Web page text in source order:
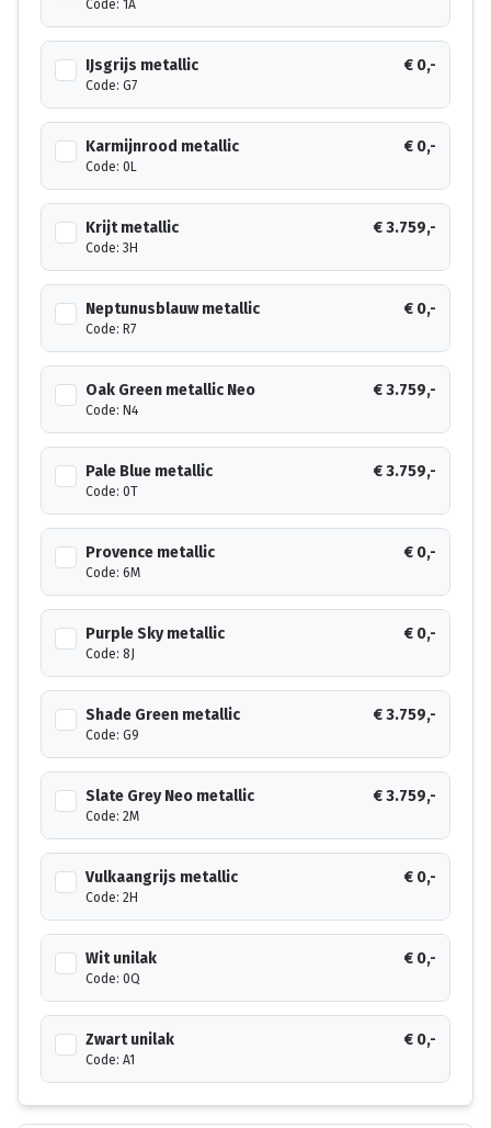
Code: 1A
IJsgrijs metallic
Code: G7
€ 0,-
Karmijnrood metallic
Code: 0L
€ 0,-
Krijt metallic
Code: 3H
€ 3.759,-
Neptunusblauw metallic
Code: R7
€ 0,-
Oak Green metallic Neo
Code: N4
€ 3.759,-
Pale Blue metallic
Code: 0T
€ 3.759,-
Provence metallic
Code: 6M
€ 0,-
Purple Sky metallic
Code: 8J
€ 0,-
Shade Green metallic
Code: G9
€ 3.759,-
Slate Grey Neo metallic
Code: 2M
€ 3.759,-
Vulkaangrijs metallic
Code: 2H
€ 0,-
Wit unilak
Code: 0Q
€ 0,-
Zwart unilak
Code: A1
€ 0,-